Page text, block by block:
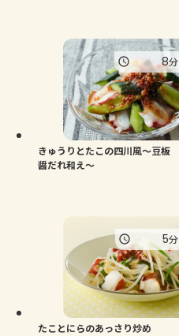
きゅうりとたこの四川風～豆板
醤だれ和え～
8分
たことにらのあっさり炒め
5分